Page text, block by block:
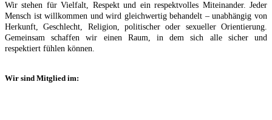
Wir stehen für Vielfalt, Respekt und ein respektvolles Miteinander. Jeder
Mensch ist willkommen und wird gleichwertig behandelt – unabhängig von
Herkunft, Geschlecht, Religion, politischer oder sexueller Orientierung.
Gemeinsam schaffen wir einen Raum, in dem sich alle sicher und
respektiert fühlen können.
Wir sind Mitglied im: